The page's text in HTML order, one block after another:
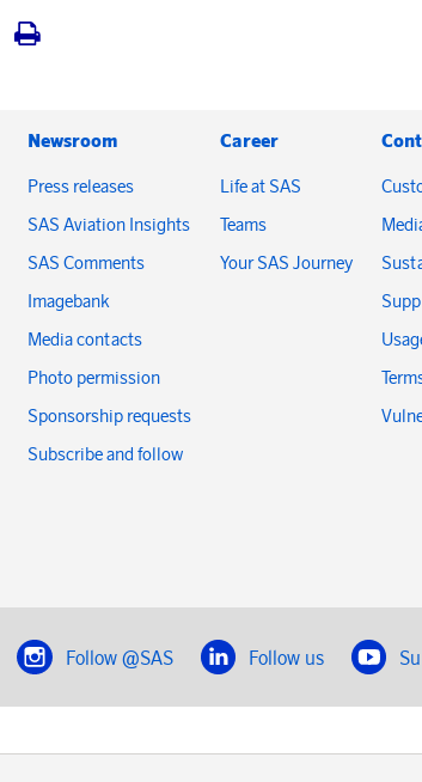
Newsroom
Press releases
SAS Aviation Insights
SAS Comments
Imagebank
Media contacts
Photo permission
Sponsorship requests
Subscribe and follow
Career
Life at SAS
Teams
Your SAS Journey
Follow @SAS Follow us